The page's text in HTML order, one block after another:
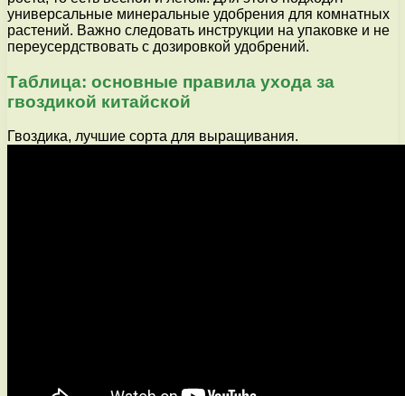
универсальные минеральные удобрения для комнатных
растений. Важно следовать инструкции на упаковке и не
переусердствовать с дозировкой удобрений.
Таблица: основные правила ухода за
гвоздикой китайской
Гвоздика, лучшие сорта для выращивания.